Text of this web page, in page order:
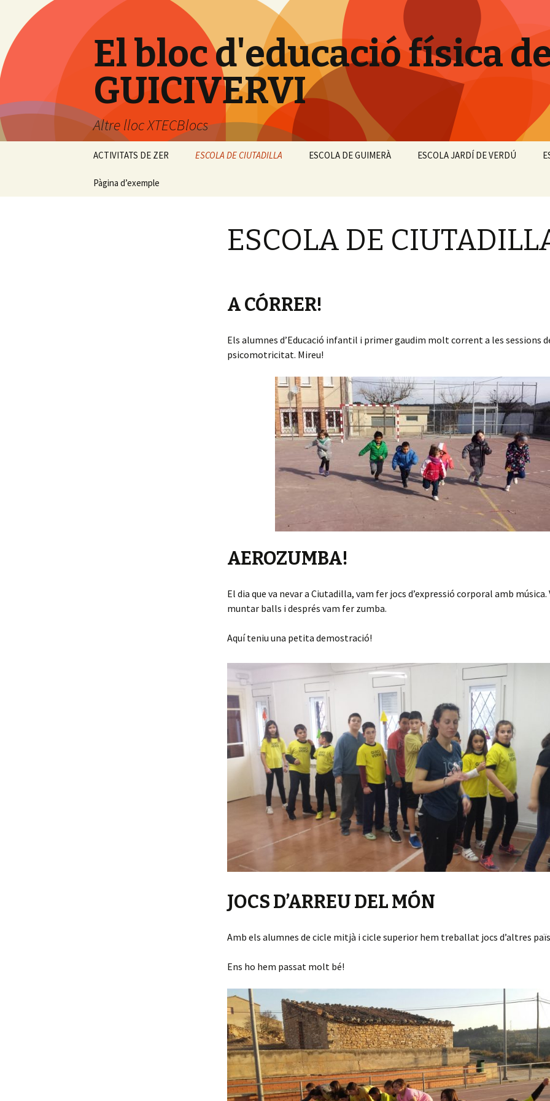
El bloc d'educació física
GUICIVERVI
Altre lloc XTECBlocs
contingut
ACTIVITATS DE ZER ESCOLA DE CIUTADILLA ESCOLA DE GUIMERÀ ESCOLA JARDÍ DE VERDÚ
Pàgina d’exemple
ESCOLA DE
A CÓRRER!
Els alumnes d’Educació infantil i primer gaudim molt corrent a les sessions
psicomotricitat. Mireu!
AEROZUMBA!
El dia que va nevar a Ciutadilla, vam fer jocs d’expressió corporal amb música.
muntar balls i després vam fer zumba.
Aquí teniu una petita demostració!
JOCS D’ARREU DEL MÓN
Amb els alumnes de cicle mitjà i cicle superior hem treballat jocs d’altres
Ens ho hem passat molt bé!